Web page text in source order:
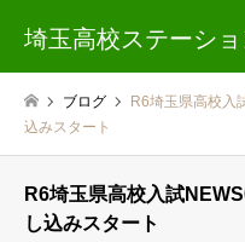
埼玉高校ステーショ
ブログ
R6埼玉県高校入
込みスタート
R6埼玉県高校入試
し込みスタート